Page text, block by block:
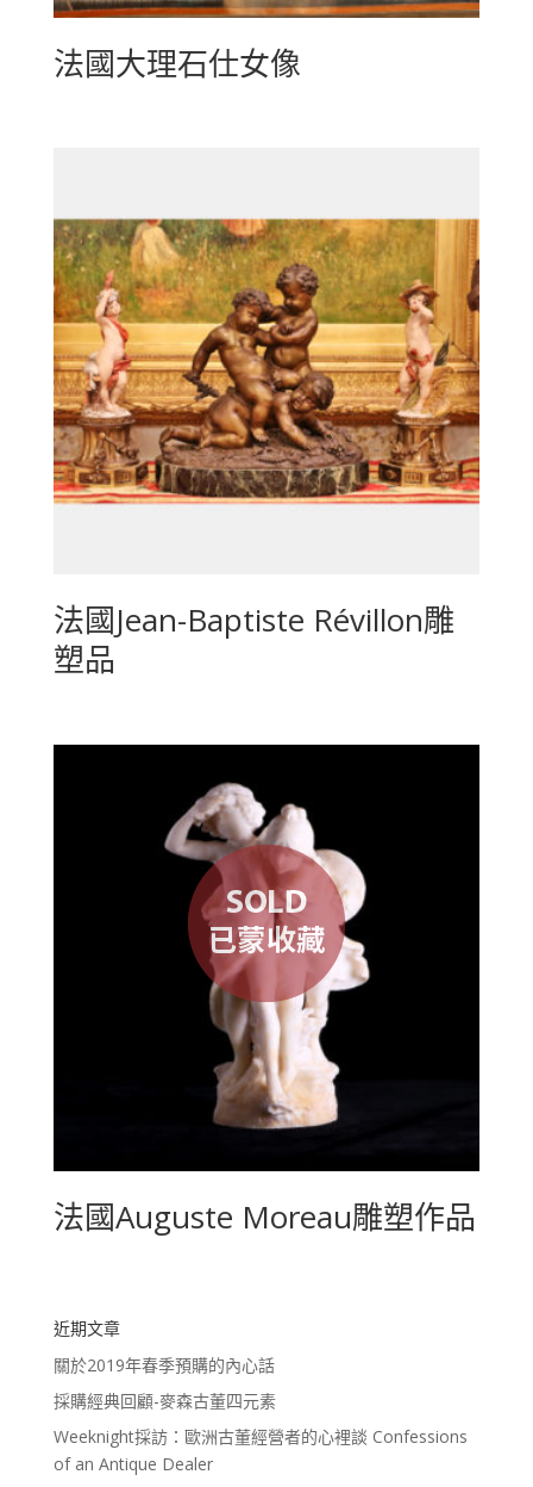
法國大理石仕女像
法國Jean-Baptiste Révillon雕
塑品
法國Auguste Moreau雕塑作品
近期文章
關於2019年春季預購的內心話
採購經典回顧-麥森古董四元素
Weeknight採訪：歐洲古董經營者的心裡談 Confessions
of an Antique Dealer